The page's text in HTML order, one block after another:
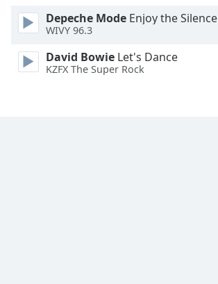
Font
Depeche Mode Enjoy the Silence
WIVY 96.3
David Bowie Let's Dance
KZFX The Super Rock